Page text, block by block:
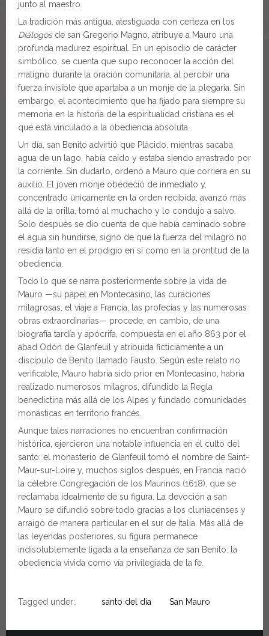
junto al maestro.
La tradición más antigua, atestiguada con certeza en los
Diálogosde san Gregorio Magno, atribuye a Mauro una
profunda madurez espiritual. En un episodio de carácter
simbólico, se cuenta que supo reconocer la acción del
maligno durante la oración comunitaria, al percibir una
fuerza invisible que apartaba a un monje de la plegaria. Sin
embargo, el acontecimiento que ha fijado para siempre su
memoria en la historia de la espiritualidad cristiana es el
que está vinculado a la obediencia absoluta.
Un día, san Benito advirtió que Plácido, mientras sacaba
agua de un lago, había caído y estaba siendo arrastrado por
la corriente. Sin dudarlo, ordenó a Mauro que corriera en su
auxilio. El joven monje obedeció de inmediato y,
concentrado únicamente en la orden recibida, avanzó más
allá de la orilla, tomó al muchacho y lo condujo a salvo.
Solo después se dio cuenta de que había caminado sobre
el agua sin hundirse, signo de que la fuerza del milagro no
residía tanto en el prodigio en sí como en la prontitud de la
obediencia.
Todo lo que se narra posteriormente sobre la vida de
Mauro —su papel en Montecasino, las curaciones
milagrosas, el viaje a Francia, las profecías y las numerosas
obras extraordinarias— procede, en cambio, de una
biografía tardía y apócrifa, compuesta en el año 863 por el
abad Odón de Glanfeuil y atribuida ficticiamente a un
discípulo de Benito llamado Fausto. Según este relato no
verificable, Mauro habría sido prior en Montecasino, habría
realizado numerosos milagros, difundido la Regla
benedictina más allá de los Alpes y fundado comunidades
monásticas en territorio francés.
Aunque tales narraciones no encuentran confirmación
histórica, ejercieron una notable influencia en el culto del
santo: el monasterio de Glanfeuil tomó el nombre de Saint-
Maur-sur-Loire y, muchos siglos después, en Francia nació
la célebre Congregación de los Maurinos (1618), que se
reclamaba idealmente de su figura. La devoción a san
Mauro se difundió sobre todo gracias a los cluniacenses y
arraigó de manera particular en el sur de Italia. Más allá de
las leyendas posteriores, su figura permanece
indisolublemente ligada a la enseñanza de san Benito: la
obediencia vivida como vía privilegiada de la fe.
Tagged under: santo del día San Mauro